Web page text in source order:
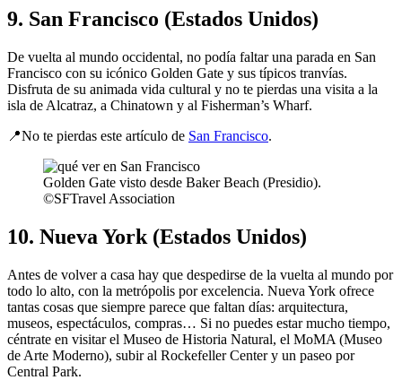
9. San Francisco (Estados Unidos)
De vuelta al mundo occidental, no podía faltar una parada en San
Francisco con su icónico Golden Gate y sus típicos tranvías.
Disfruta de su animada vida cultural y no te pierdas una visita a la
isla de Alcatraz, a Chinatown y al Fisherman’s Wharf.
📍No te pierdas este artículo de San Francisco.
Golden Gate visto desde Baker Beach (Presidio).
©SFTravel Association
10. Nueva York (Estados Unidos)
Antes de volver a casa hay que despedirse de la vuelta al mundo por
todo lo alto, con la metrópolis por excelencia. Nueva York ofrece
tantas cosas que siempre parece que faltan días: arquitectura,
museos, espectáculos, compras… Si no puedes estar mucho tiempo,
céntrate en visitar el Museo de Historia Natural, el MoMA (Museo
de Arte Moderno), subir al Rockefeller Center y un paseo por
Central Park.